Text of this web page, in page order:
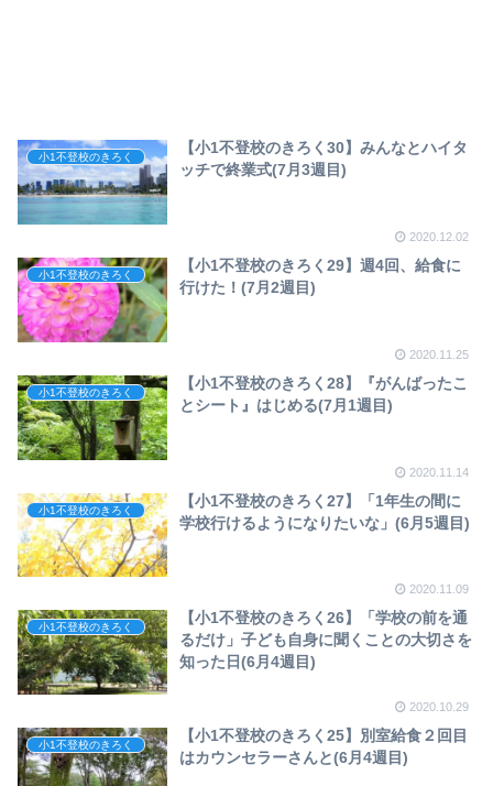
小1不登校のきろく
【小1不登校のきろく30】みんなとハイタ
ッチで終業式(7月3週目)
2020.12.02
小1不登校のきろく
【小1不登校のきろく29】週4回、給食に
行けた！(7月2週目)
2020.11.25
小1不登校のきろく
【小1不登校のきろく28】『がんばったこ
とシート』はじめる(7月1週目)
2020.11.14
小1不登校のきろく
【小1不登校のきろく27】「1年生の間に
学校行けるようになりたいな」(6月5週目)
2020.11.09
小1不登校のきろく
【小1不登校のきろく26】「学校の前を通
るだけ」子ども自身に聞くことの大切さを
知った日(6月4週目)
2020.10.29
小1不登校のきろく
【小1不登校のきろく25】別室給食２回目
はカウンセラーさんと(6月4週目)